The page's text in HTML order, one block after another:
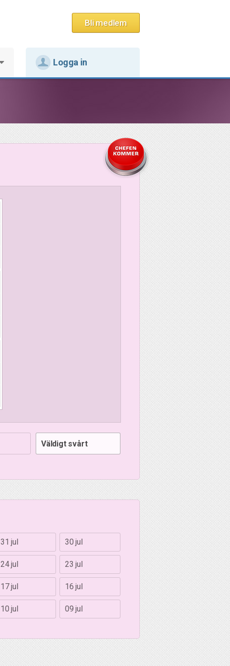
Bli medlem
Logga in
Väldigt svårt
31 jul 30 jul
24 jul 23 jul
17 jul 16 jul
10 jul 09 jul